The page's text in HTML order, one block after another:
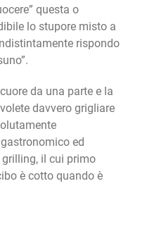
questa o
lo stupore misto a
rispondo
da una parte e la
davvero grigliare
ed
il cui primo
è cotto quando è